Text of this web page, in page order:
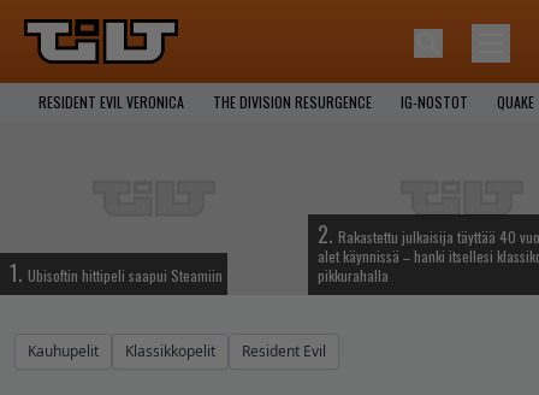
RESIDENT EVIL VERONICA THE DIVISION RESURGENCE IG-NOSTOT QUAKE
1. Ubisoftin hittipeli saapui Steamiin
2. Rakastettu julkaisija täyttää 40
alet käynnissä – hanki itsellesi
pikkurahalla
Kauhupelit Klassikkopelit Resident Evil